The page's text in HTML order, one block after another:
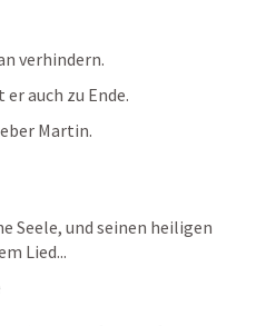
verhindern.
auch zu Ende.
Martin.
Seele, und seinen heiligen
Lied...